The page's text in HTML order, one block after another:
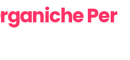
Per